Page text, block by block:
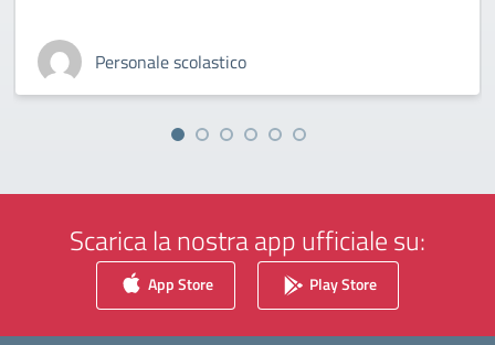
Personale scolastico
Scarica la nostra app ufficiale su:
App Store Play Store